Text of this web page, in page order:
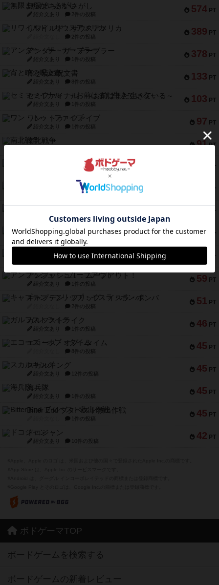
574 PT
無限まちがいさがし
紹介文あり 2件の投稿
389 PT
リワイルド：サウスアメリカ
2件の投稿
378 PT
アンダー・ザ・テーブラー
紹介文あり 1件の投稿
133 PT
宵と暁の呪文書
紹介文あり 8件の投稿
103 PT
セミファイナル ～お前はまだ生きている～
紹介文あり 1件の投稿
97 PT
ワン・トゥ・ファイブ
紹介文あり 1件の投稿
91 PT
南北戦争
PT
ふたつの城の物語
6件の投稿
PT
ノームズ・アット・ナイト
1件の投稿
PT
マーリン
紹介文あり 6件の投稿
75 PT
フラットアイアン
紹介文なし 2件の投稿
PT
トランスオリエント・エクスプレス
59 PT
アンブッシュ！：ムーブアウト！
紹介文あり 1件の投稿
51 PT
キャプテン・フリップ：イスラ・ボンバ
2件の投稿
46 PT
ガルフストライク
紹介文あり 1件の投稿
45 PT
エコーズ・オブ・タイム
8件の投稿
45 PT
スカルキング
紹介文あり 12件の投稿
45 PT
海兵隊
紹介文あり 1件の投稿
45 PT
Bitter End ブタペスト救出作戦
1件の投稿
42 PT
ドコジャン
紹介文あり 10件の投稿
ボドゲーマTOP
ボードゲームを検索する
ボードゲームの新着レビュー